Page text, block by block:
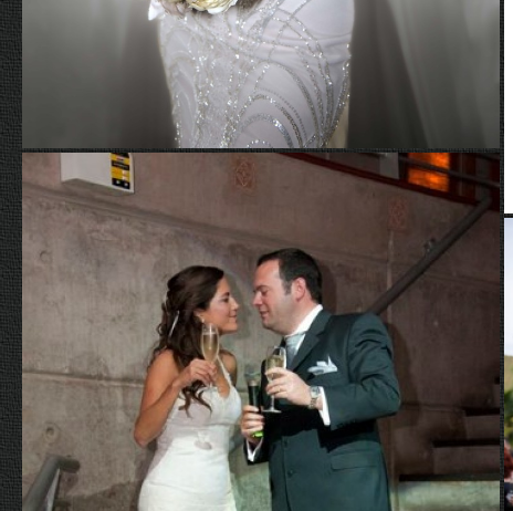
Hellen y Juan Carlos